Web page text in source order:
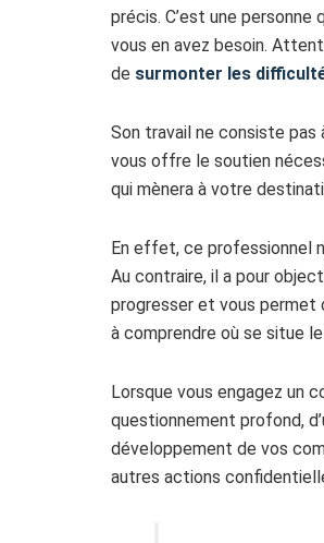
précis. C’est une
vous en avez besoin.
de surmonter les
Son travail ne consiste pas
vous offre le soutien
qui mènera à votre
En effet, ce professionnel
Au contraire, il a pour
progresser et vous permet
à comprendre où se situe
Lorsque vous engagez un
questionnement profond,
développement de vos
autres actions